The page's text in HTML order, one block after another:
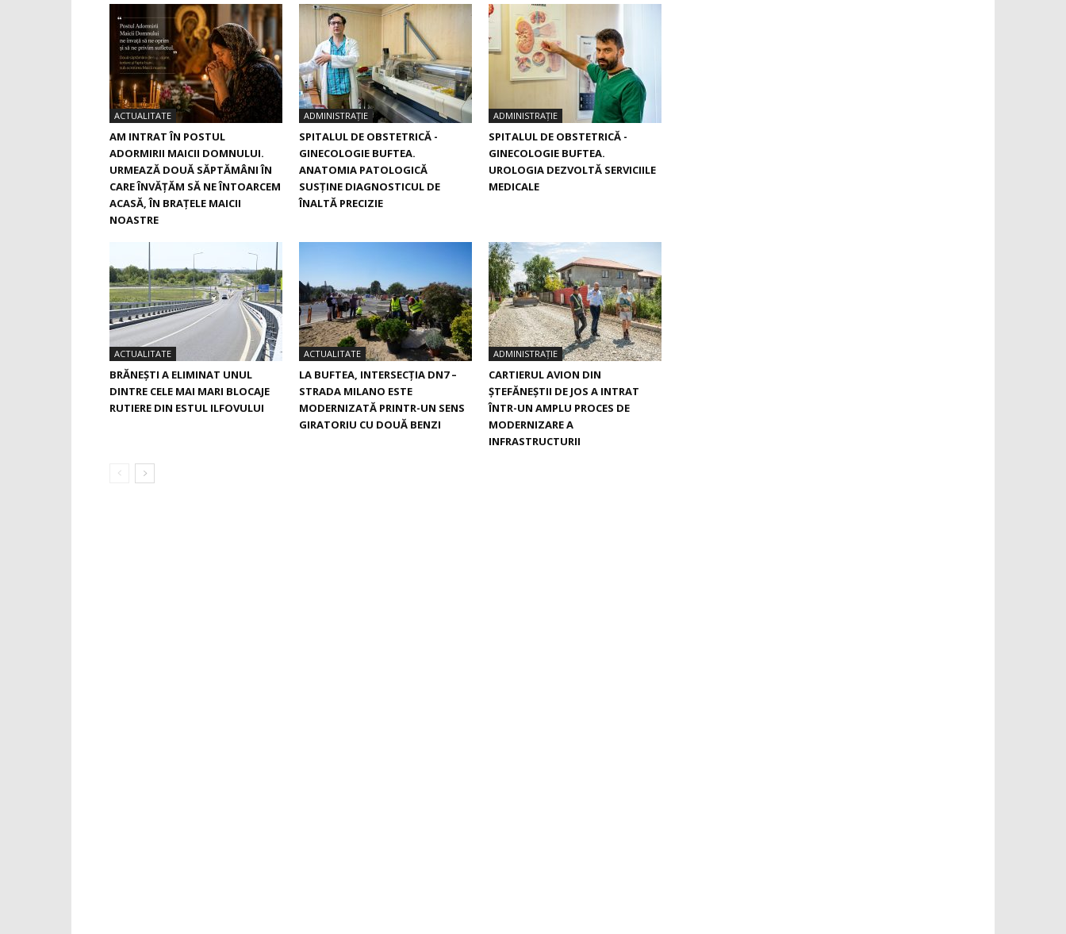
ACTUALITATE
AM INTRAT ÎN POSTUL
ADORMIRII MAICII DOMNULUI.
URMEAZĂ DOUĂ SĂPTĂMÂNI ÎN
CARE ÎNVĂŢĂM SĂ NE ÎNTOARCEM
ACASĂ, ÎN BRAŢELE MAICII
NOASTRE
ADMINISTRAȚIE
SPITALUL DE OBSTETRICĂ -
GINECOLOGIE BUFTEA.
ANATOMIA PATOLOGICĂ
SUSŢINE DIAGNOSTICUL DE
ÎNALTĂ PRECIZIE
ADMINISTRAȚIE
SPITALUL DE OBSTETRICĂ -
GINECOLOGIE BUFTEA.
UROLOGIA DEZVOLTĂ SERVICIILE
MEDICALE
ACTUALITATE
BRĂNEȘTI A ELIMINAT UNUL
DINTRE CELE MAI MARI BLOCAJE
RUTIERE DIN ESTUL ILFOVULUI
ACTUALITATE
LA BUFTEA, INTERSECŢIA DN7 –
STRADA MILANO ESTE
MODERNIZATĂ PRINTR-UN SENS
GIRATORIU CU DOUĂ BENZI
ADMINISTRAȚIE
CARTIERUL AVION DIN
ŞTEFĂNEŞTII DE JOS A INTRAT
ÎNTR-UN AMPLU PROCES DE
MODERNIZARE A
INFRASTRUCTURII